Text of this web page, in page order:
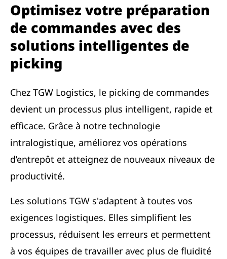
Optimisez votre préparation
de commandes avec des
solutions intelligentes de
picking
Chez TGW Logistics, le picking de commandes
devient un processus plus intelligent, rapide et
efficace. Grâce à notre technologie
intralogistique, améliorez vos opérations
d’entrepôt et atteignez de nouveaux niveaux de
productivité.
Les solutions TGW s'adaptent à toutes vos
exigences logistiques. Elles simplifient les
processus, réduisent les erreurs et permettent
à vos équipes de travailler avec plus de fluidité